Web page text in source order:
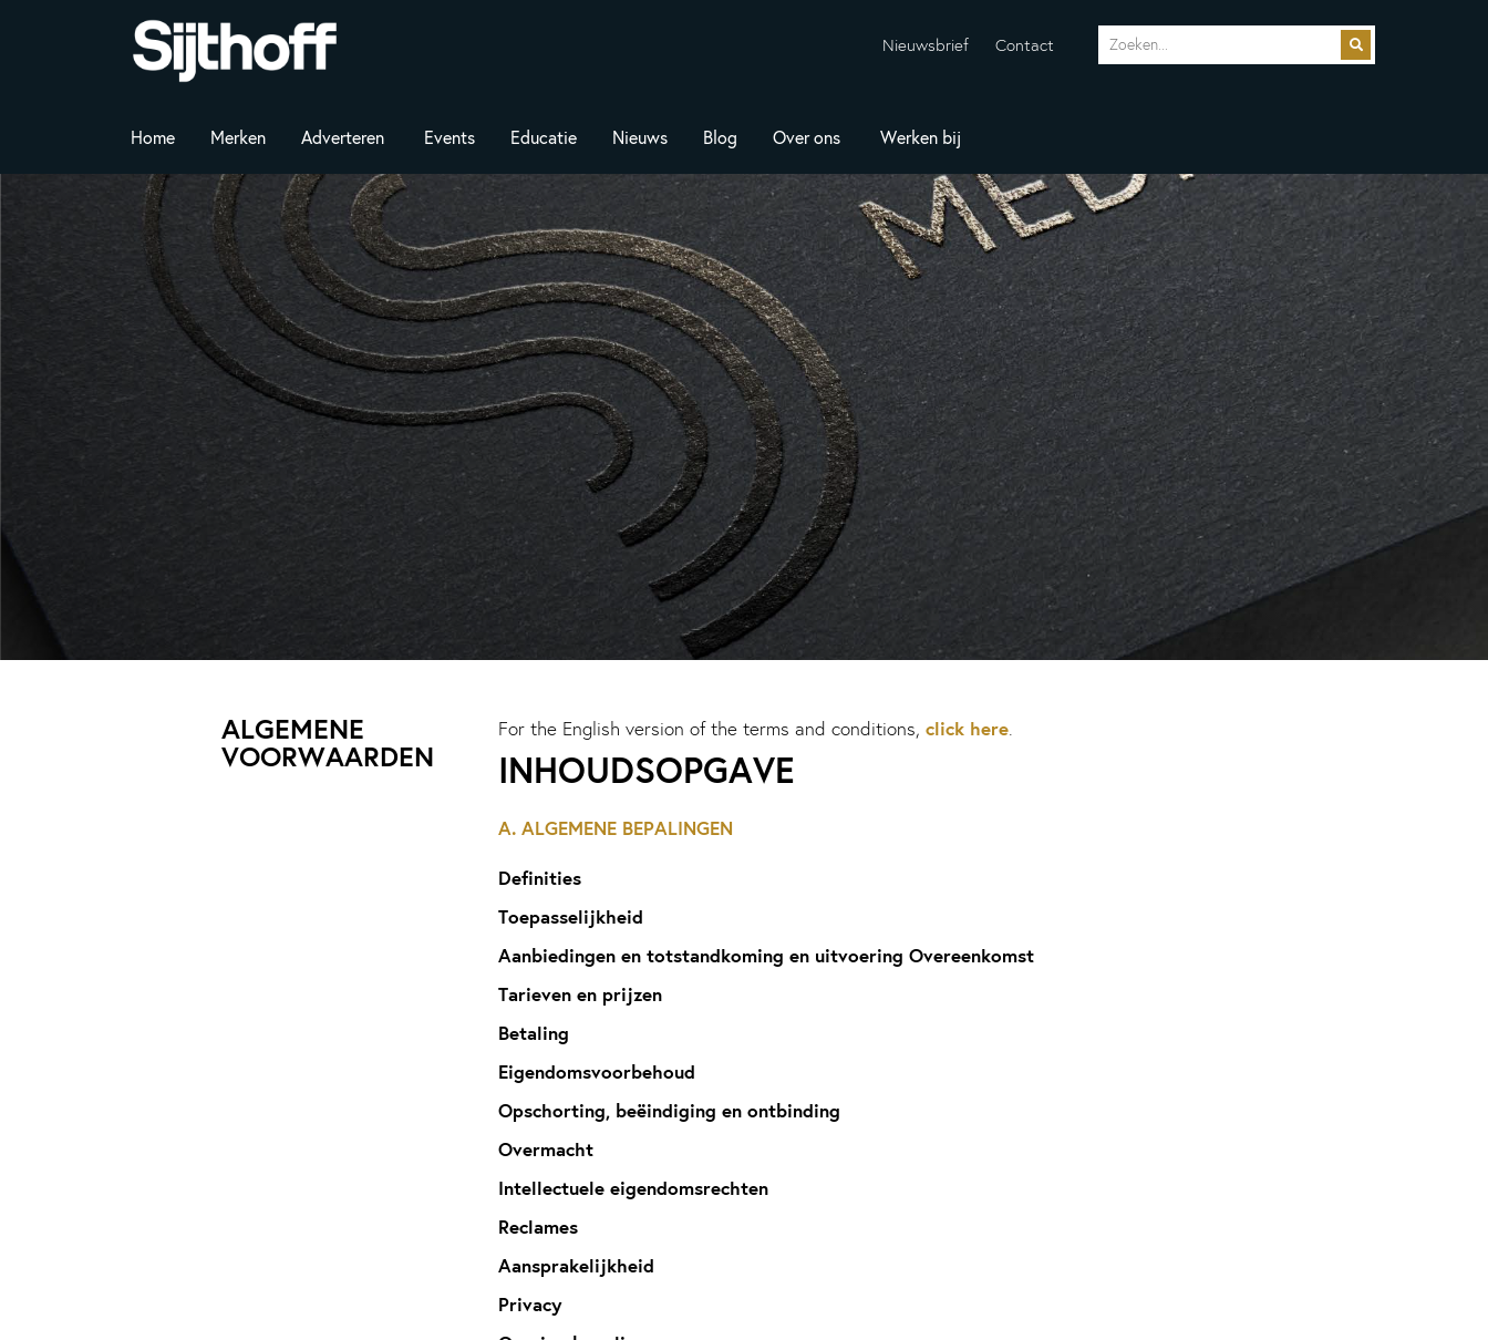
Nieuwsbrief Contact
Home Merken Adverteren Events Educatie Nieuws Blog Over ons Werken bij
ALGEMENE
VOORWAARDEN
For the English version of the terms and conditions, click here.
INHOUDSOPGAVE
A. ALGEMENE BEPALINGEN
Definities
Toepasselijkheid
Aanbiedingen en totstandkoming en uitvoering Overeenkomst
Tarieven en prijzen
Betaling
Eigendomsvoorbehoud
Opschorting, beëindiging en ontbinding
Overmacht
Intellectuele eigendomsrechten
Reclames
Aansprakelijkheid
Privacy